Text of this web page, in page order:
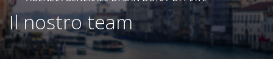
Il nostro team